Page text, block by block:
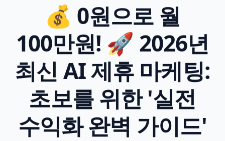
💰 0원으로 월
100만원! 🚀 2026년
최신 AI 제휴 마케팅:
초보를 위한 '실전
수익화 완벽 가이드'